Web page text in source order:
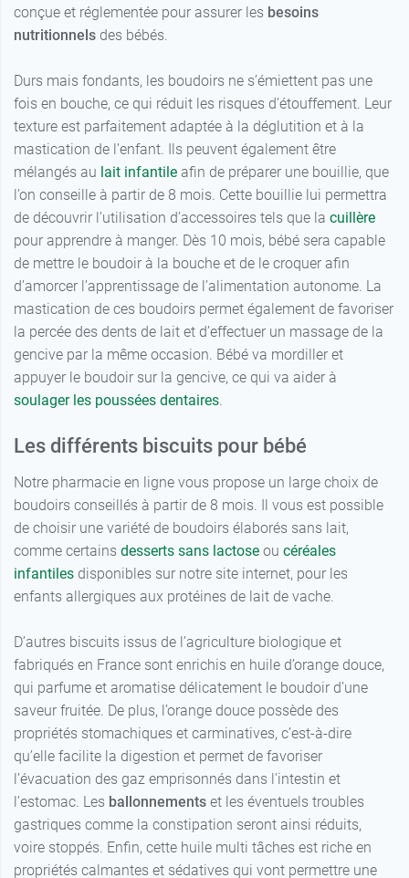
conçue et réglementée pour assurer les besoins
nutritionnels des bébés.
Durs mais fondants, les boudoirs ne s’émiettent pas une
fois en bouche, ce qui réduit les risques d’étouffement. Leur
texture est parfaitement adaptée à la déglutition et à la
mastication de l’enfant. Ils peuvent également être
mélangés au lait infantile afin de préparer une bouillie, que
l’on conseille à partir de 8 mois. Cette bouillie lui permettra
de découvrir l’utilisation d’accessoires tels que la cuillère
pour apprendre à manger. Dès 10 mois, bébé sera capable
de mettre le boudoir à la bouche et de le croquer afin
d’amorcer l’apprentissage de l’alimentation autonome. La
mastication de ces boudoirs permet également de favoriser
la percée des dents de lait et d’effectuer un massage de la
gencive par la même occasion. Bébé va mordiller et
appuyer le boudoir sur la gencive, ce qui va aider à
soulager les poussées dentaires.
Les différents biscuits pour bébé
Notre pharmacie en ligne vous propose un large choix de
boudoirs conseillés à partir de 8 mois. Il vous est possible
de choisir une variété de boudoirs élaborés sans lait,
comme certains desserts sans lactose ou céréales
infantiles disponibles sur notre site internet, pour les
enfants allergiques aux protéines de lait de vache.
D’autres biscuits issus de l’agriculture biologique et
fabriqués en France sont enrichis en huile d’orange douce,
qui parfume et aromatise délicatement le boudoir d’une
saveur fruitée. De plus, l’orange douce possède des
propriétés stomachiques et carminatives, c’est-à-dire
qu’elle facilite la digestion et permet de favoriser
l’évacuation des gaz emprisonnés dans l'intestin et
l’estomac. Les ballonnements et les éventuels troubles
gastriques comme la constipation seront ainsi réduits,
voire stoppés. Enfin, cette huile multi tâches est riche en
propriétés calmantes et sédatives qui vont permettre une